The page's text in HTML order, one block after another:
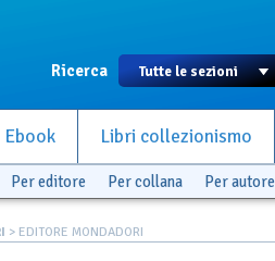
Ricerca
Ebook Libri collezionismo
Per editore Per collana Per autore
> EDITORE MONDADORI